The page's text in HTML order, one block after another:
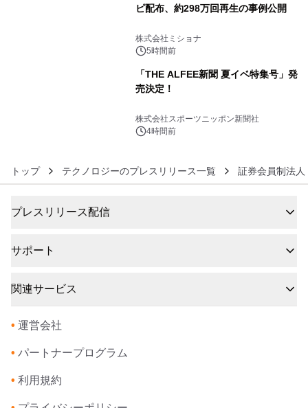
ピ配布、約298万回再生の事例公開
株式会社ミショナ
5時間前
「THE ALFEE新聞 夏イベ特集号」発
売決定！
株式会社スポーツニッポン新聞社
4時間前
トップ テクノロジーのプレスリリース一覧 証券会員制法
プレスリリース配信
サポート
関連サービス
• 運営会社
• パートナープログラム
• 利用規約